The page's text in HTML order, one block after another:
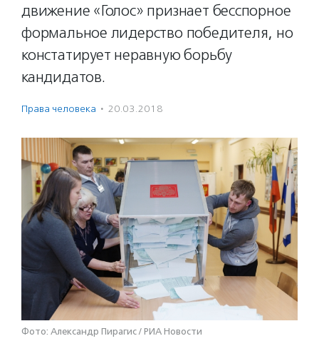
движение «Голос» признает бесспорное
формальное лидерство победителя, но
констатирует неравную борьбу
кандидатов.
Права человека · 20.03.2018
Фото: Александр Пирагис / РИА Новости